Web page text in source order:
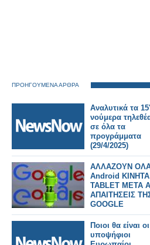
ΠΡΟΗΓΟΥΜΕΝΑ ΑΡΘΡΑ
Αναλυτικά τα 15'
νούμερα
σε όλα τα
προγράμματα
(29/4/2025)
ΑΛΛΑΖΟΥΝ
Android ΚΙΝΗΤΑ
TABLET ΜΕΤΑ
ΑΠΑΙΤΗΣΕΙΣ
GOOGLE
Ποιοι θα είναι οι
υποψήφιοι